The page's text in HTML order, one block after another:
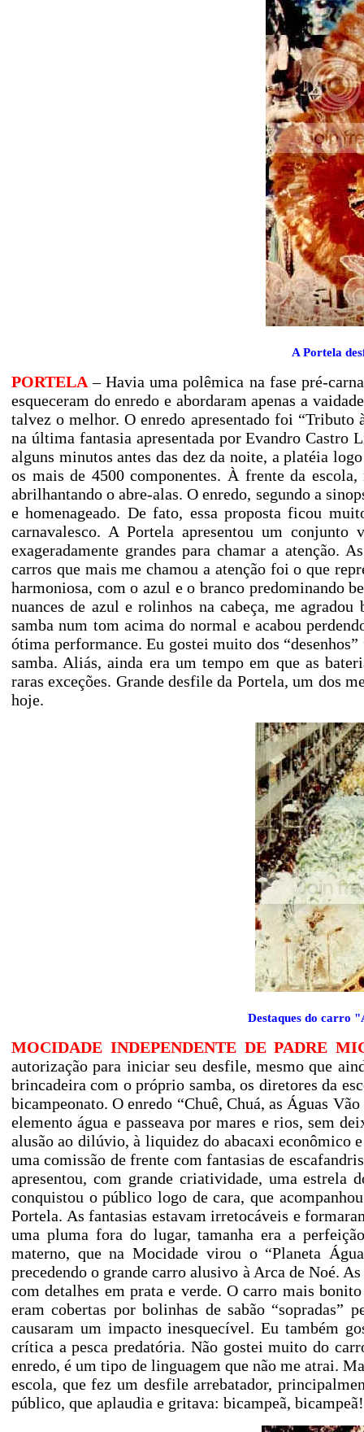
A Portela
PORTELA – Havia uma polêmica na fase pré-
esqueceram do enredo e abordaram apenas a
talvez o melhor. O enredo apresentado foi
na última fantasia apresentada por Evandro Castro
alguns minutos antes das dez da noite, a platéia
os mais de 4500 componentes. À frente da
abrilhantando o abre-alas. O enredo, segundo a
e homenageado. De fato, essa proposta ficou
carnavalesco. A Portela apresentou um
exageradamente grandes para chamar a atenção.
carros que mais me chamou a atenção foi o que
harmoniosa, com o azul e o branco predominando
nuances de azul e rolinhos na cabeça, me
samba num tom acima do normal e acabou
ótima performance. Eu gostei muito dos
samba. Aliás, ainda era um tempo em que as
raras exceções. Grande desfile da Portela, um dos
hoje.
Destaques do carro
MOCIDADE INDEPENDENTE DE PADRE
autorização para iniciar seu desfile, mesmo que
brincadeira com o próprio samba, os diretores da
bicampeonato. O enredo “Chuê, Chuá, as Águas
elemento água e passeava por mares e rios, sem
alusão ao dilúvio, à liquidez do abacaxi econômico
uma comissão de frente com fantasias de
apresentou, com grande criatividade, uma
conquistou o público logo de cara, que
Portela. As fantasias estavam irretocáveis e
uma pluma fora do lugar, tamanha era a
materno, que na Mocidade virou o “Planeta
precedendo o grande carro alusivo à Arca de Noé.
com detalhes em prata e verde. O carro mais
eram cobertas por bolinhas de sabão “sopradas”
causaram um impacto inesquecível. Eu também
crítica a pesca predatória. Não gostei muito do
enredo, é um tipo de linguagem que não me atrai.
escola, que fez um desfile arrebatador,
público, que aplaudia e gritava: bicampeã,